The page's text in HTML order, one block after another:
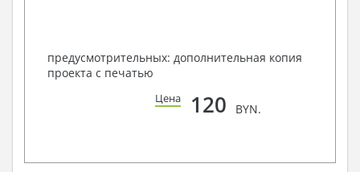
предусмотрительных: дополнительная копия
проекта с печатью
Цена 120 BYN.